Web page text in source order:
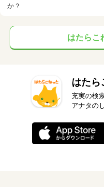
か？
はたらこ
はたら
充実の検
アナタの